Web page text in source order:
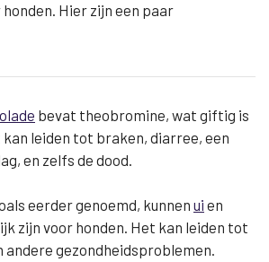
Hier zijn een paar
bevat theobromine, wat giftig is
leiden tot braken, diarree, een
en zelfs de dood.
eerder genoemd, kunnen ui en
zijn voor honden. Het kan leiden tot
andere gezondheidsproblemen.